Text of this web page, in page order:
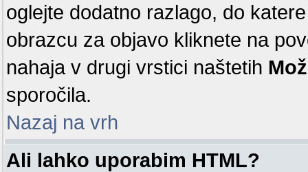
oglejte dodatno razlago, do
obrazcu za objavo kliknete na
nahaja v drugi vrstici naštetih
sporočila.
Nazaj na vrh
Ali lahko uporabim HTML?